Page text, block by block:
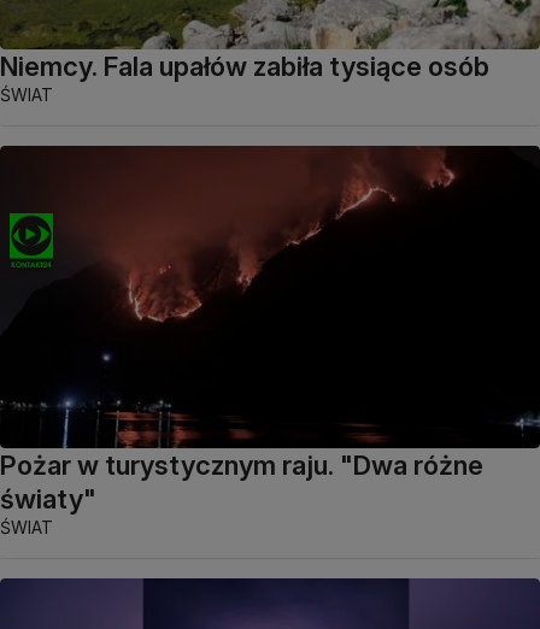
Niemcy. Fala upałów zabiła tysiące osób
ŚWIAT
Pożar w turystycznym raju. "Dwa różne
światy"
ŚWIAT